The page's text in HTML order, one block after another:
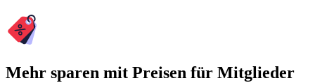
Mehr sparen mit Preisen für Mitglieder